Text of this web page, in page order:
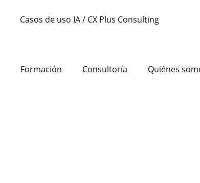
Formación Consultoría Quiénes